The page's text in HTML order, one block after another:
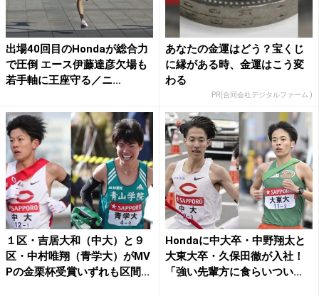
出場40回目のHondaが総合力
で圧倒 エース伊藤達彦欠場も
若手軸に王座守る／ニ...
あなたの金運はどう？宝くじ
に縁がある時、金運はこう変
わる
PR(合同会社デジタルファーム )
１区・吉居大和（中大）と９
区・中村唯翔（青学大）がMV
Pの金栗杯受賞いずれも区間...
Hondaに中大卒・中野翔太と
大東大卒・久保田徹が入社！
「強い先輩方に食らいつい...